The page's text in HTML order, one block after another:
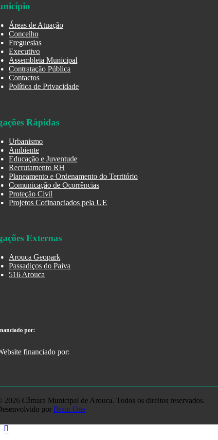
Áreas de Atuação
Concelho
Freguesias
Executivo
Assembleia Municipal
Contratação Pública
Contactos
Política de Privacidade
Rápidas
Urbanismo
Ambiente
Educação e Juventude
Recrutamento RH
Planeamento e Ordenamento do Território
Comunicação de Ocorrências
Proteção Civil
Projetos Cofinanciados pela UE
Externas
Arouca Geopark
Passadiços do Paiva
516 Arouca
por:
2026 Câmara Municipal de Arouca. Todos os direitos reservados.
por Brain One